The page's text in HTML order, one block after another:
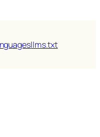
llms.txt